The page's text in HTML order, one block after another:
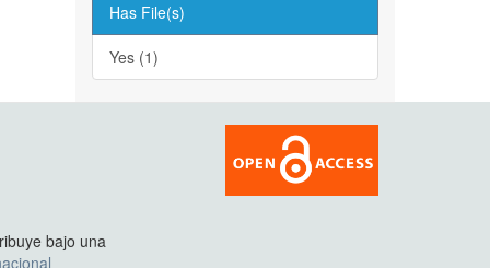
Has File(s)
Yes (1)
bajo una